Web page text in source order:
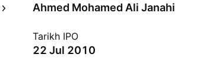
Ahmed Mohamed Ali Janahi
Tarikh IPO
22 Jul 2010